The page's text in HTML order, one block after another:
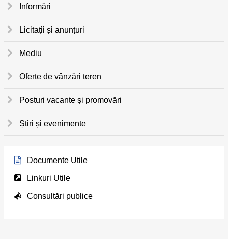
Informări
Licitații și anunțuri
Mediu
Oferte de vânzări teren
Posturi vacante și promovări
Știri și evenimente
Documente Utile
Linkuri Utile
Consultări publice